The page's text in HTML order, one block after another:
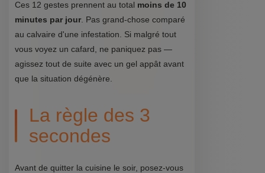
Ces 12 gestes prennent au total moins de 10
minutes par jour . Pas grand-chose comparé
au calvaire d'une infestation. Si malgré tout
vous voyez un cafard, ne paniquez pas —
agissez tout de suite avec un gel appât avant
que la situation dégénère.
La règle des 3
secondes
Avant de quitter la cuisine le soir, posez-vous